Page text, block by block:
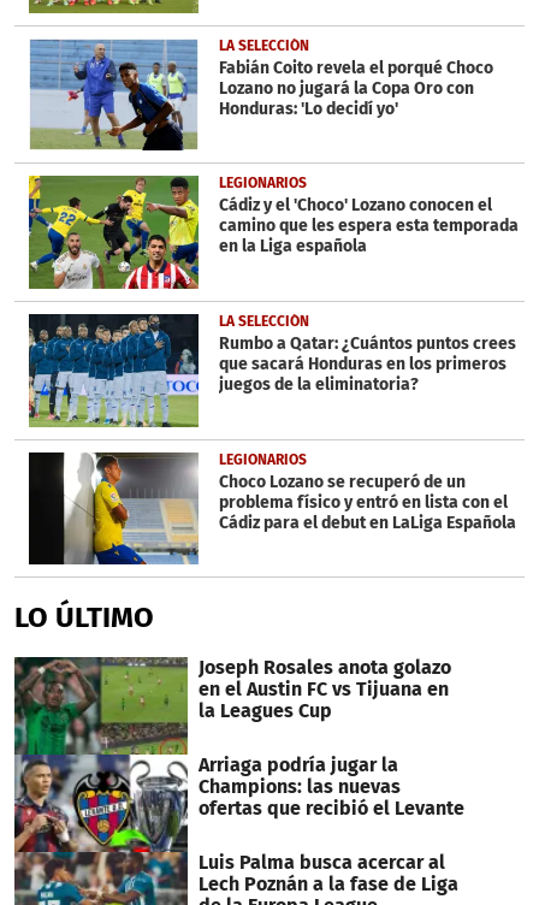
LA SELECCIÓN
Fabián Coito revela el porqué Choco
Lozano no jugará la Copa Oro con
Honduras: 'Lo decidí yo'
LEGIONARIOS
Cádiz y el 'Choco' Lozano conocen el
camino que les espera esta temporada
en la Liga española
LA SELECCIÓN
Rumbo a Qatar: ¿Cuántos puntos crees
que sacará Honduras en los primeros
juegos de la eliminatoria?
LEGIONARIOS
Choco Lozano se recuperó de un
problema físico y entró en lista con el
Cádiz para el debut en LaLiga Española
LO ÚLTIMO
Joseph Rosales anota golazo
en el Austin FC vs Tijuana en
la Leagues Cup
Arriaga podría jugar la
Champions: las nuevas
ofertas que recibió el Levante
Luis Palma busca acercar al
Lech Poznán a la fase de Liga